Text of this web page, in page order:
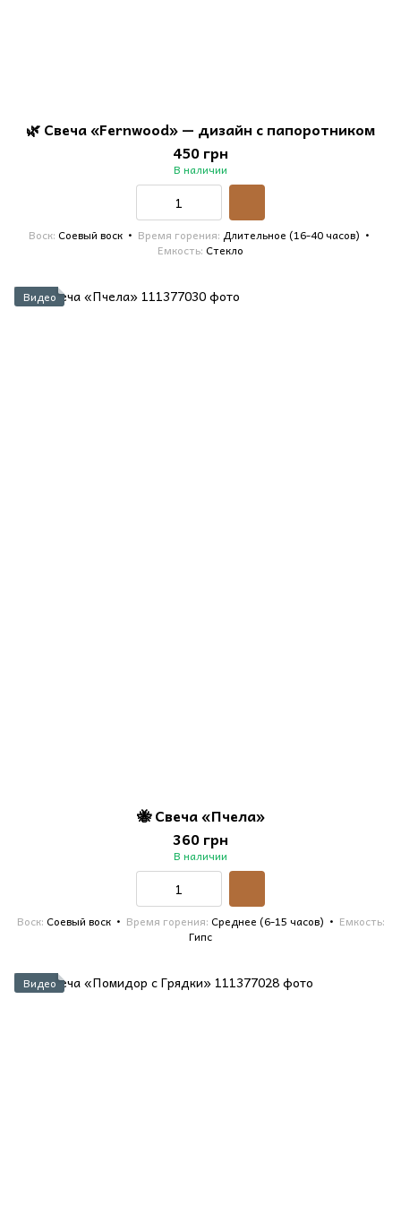
🌿 Свеча «Fernwood» — дизайн с папоротником
450 грн
В наличии
Воск Соевый воск Время горения Длительное (16-40 часов)
Емкость Стекло
Видео
🐝 Свеча «Пчела»
360 грн
В наличии
Воск Соевый воск Время горения Среднее (6-15 часов)
Емкость
Гипс
Видео